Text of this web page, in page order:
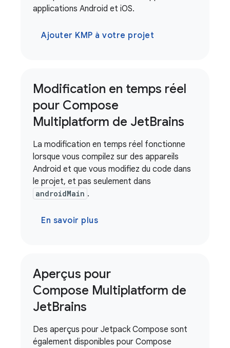
applications Android et iOS.
Ajouter KMP à votre projet
Modification en temps réel
pour Compose
Multiplatform de JetBrains
La modification en temps réel fonctionne
lorsque vous compilez sur des appareils
Android et que vous modifiez du code dans
le projet, et pas seulement dans
androidMain .
En savoir plus
Aperçus pour
Compose Multiplatform de
JetBrains
Des aperçus pour Jetpack Compose sont
également disponibles pour Compose